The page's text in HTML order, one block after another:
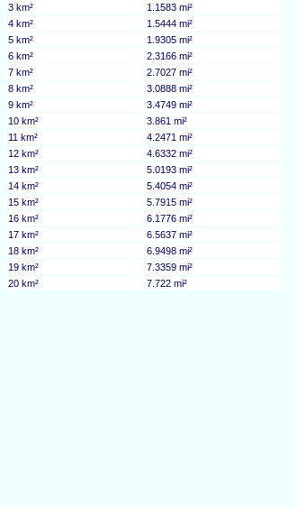
3 km²
1.1583 mi²
4 km²
1.5444 mi²
5 km²
1.9305 mi²
6 km²
2.3166 mi²
7 km²
2.7027 mi²
8 km²
3.0888 mi²
9 km²
3.4749 mi²
10 km²
3.861 mi²
11 km²
4.2471 mi²
12 km²
4.6332 mi²
13 km²
5.0193 mi²
14 km²
5.4054 mi²
15 km²
5.7915 mi²
16 km²
6.1776 mi²
17 km²
6.5637 mi²
18 km²
6.9498 mi²
19 km²
7.3359 mi²
20 km²
7.722 mi²